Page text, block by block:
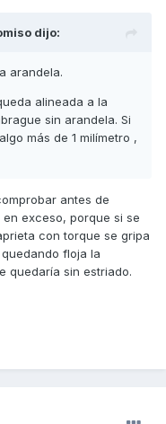
dijo:
arandela.
alineada a la
sin arandela. Si
más de 1 milímetro ,
antes de
exceso, porque si se
con torque se gripa
floja la
quedaría sin estriado.